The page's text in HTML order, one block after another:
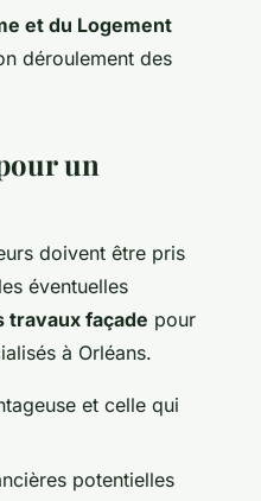
et du Logement
déroulement des
un
doivent être pris
éventuelles
travaux façade pour
à Orléans.
et celle qui
potentielles